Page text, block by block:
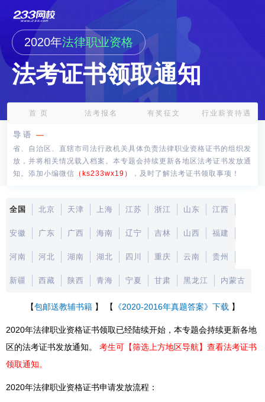
2020年法律职业资格
法考证书领取通知
首 页 法考报名 有奖征文 行业薪资待遇
导语
省、自治区、直辖市司法行政机关具体负责法律职业资格证书的组织发
放，并将相关情况载入档案。本专题会持续更新各地区法考证书发放通
知。添加小编微信 （ks233wx19） ，及时了解法考证书领取事项！
全国 北京 天津 上海 江苏 浙江 山东 江西
安徽 广东 广西 海南 辽宁 吉林 山西 福建
河南 河北 湖南 湖北 四川 重庆 云南 贵州
新疆 西藏 陕西 青海 宁夏 甘肃 黑龙江 内蒙古
【包邮送教辅书籍 】 【 《2020-2016年真题答案》下载 】
2020年法律职业资格证书领取已经陆续开始，本专题会持续更新各地
区的法考证书发放通知。 考生可【筛选上方地区导航】查看法考证书
领取通知。
2020年法律职业资格证书申请发放流程：